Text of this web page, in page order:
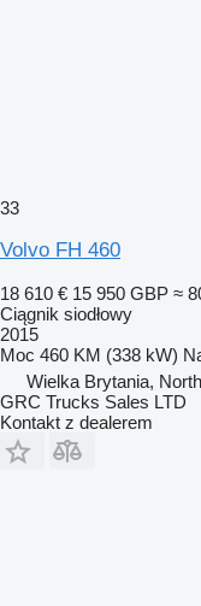
33
Volvo FH 460
18 610 € 15 950 GBP ≈
Ciągnik siodłowy
2015
Moc 460 KM (338 kW)
Wielka Brytania,
GRC Trucks Sales LTD
Kontakt z dealerem